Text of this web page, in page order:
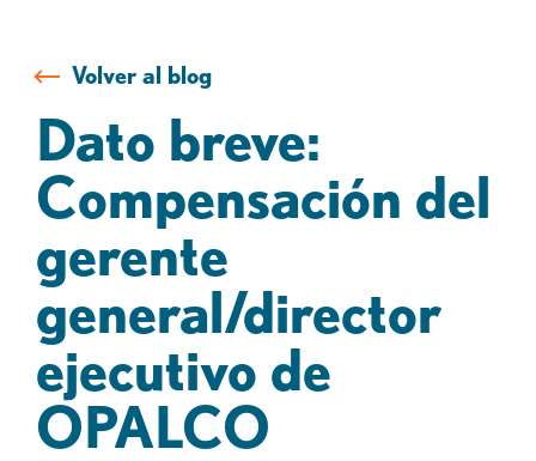
Volver al blog
Dato breve:
Compensación del
gerente
general/director
ejecutivo de
OPALCO